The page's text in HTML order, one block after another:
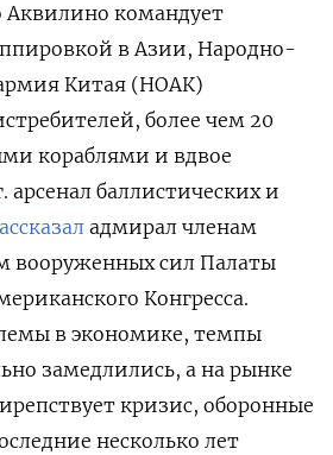
Аквилино командует
в Азии, Народно-
Китая (НОАК)
более чем 20
кораблями и вдвое
арсенал баллистических и
адмирал членам
вооруженных сил Палаты
Конгресса.
в экономике, темпы
замедлились, а на рынке
кризис, оборонные
несколько лет